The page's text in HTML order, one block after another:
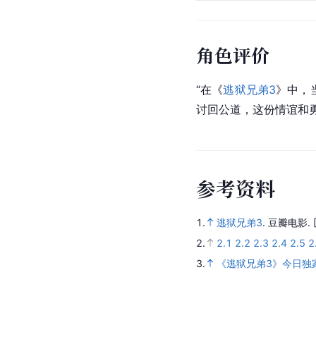
角色评价
“在《逃狱兄弟3》中，
讨回公道，这份情谊和
参考资料
1. 逃狱兄弟3. 豆瓣电影.
2.
2.1 2.2 2.3 2.4 2.5
3.
《逃狱兄弟3》今日